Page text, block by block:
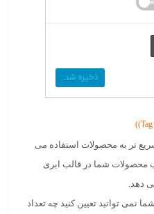
)
تر به محصولات استفاده می
محصولات شما در قالب ابری
دهد.
نمی توانید تعیین کنید چه تعداد